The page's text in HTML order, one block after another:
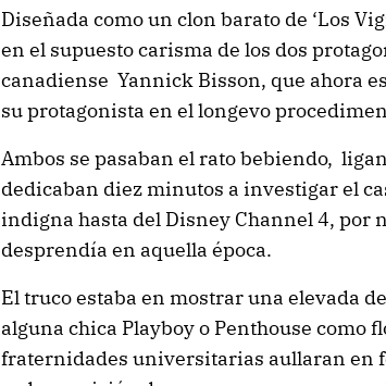
Diseñada como un clon barato de ‘Los
en el supuesto carisma de los dos
canadiense Yannick Bisson, que ahora
su protagonista en el longevo
Ambos se pasaban el rato bebiendo,
dedicaban diez minutos a investigar el
indigna hasta del Disney Channel 4, por
desprendía en aquella época.
El truco estaba en mostrar una elevada
alguna chica Playboy o Penthouse como
fraternidades universitarias aullaran en